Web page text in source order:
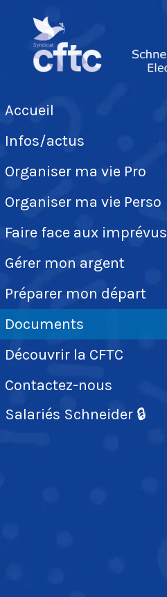
Accueil
Infos/actus
Organiser ma vie Pro
Organiser ma vie Perso
Faire face aux imprévus
Gérer mon argent
Préparer mon départ
Documents
Découvrir la CFTC
Contactez-nous
Salariés Schneider 🔒